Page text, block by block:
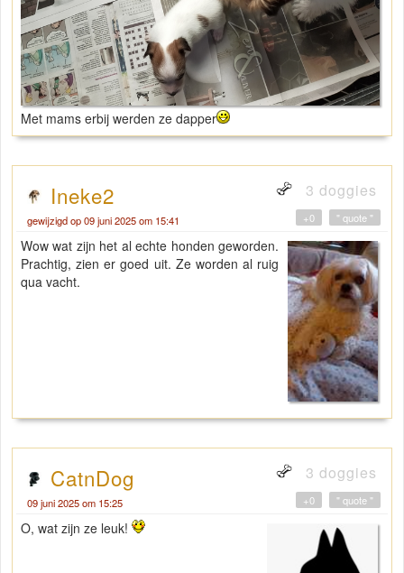
Met mams erbij werden ze dapper
Ineke2 3 doggies
gewijzigd op 09 juni 2025 om 15:41 " quote "
+0
Wow wat zijn het al echte honden geworden.
Prachtig, zien er goed uit. Ze worden al ruig
qua vacht.
CatnDog 3 doggies
09 juni 2025 om 15:25 " quote "
+0
O, wat zijn ze leuk!